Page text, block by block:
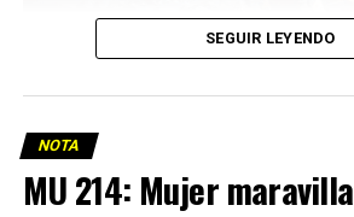
SEGUIR LEYENDO
NOTA
MU 214: Mujer maravilla